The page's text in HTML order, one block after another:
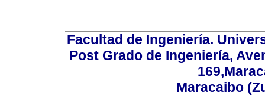
Facultad de Ingeniería.
Post Grado de Ingeniería,
Maracaibo